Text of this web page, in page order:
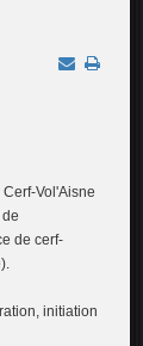
Vol'Aisne
de cerf-
initiation